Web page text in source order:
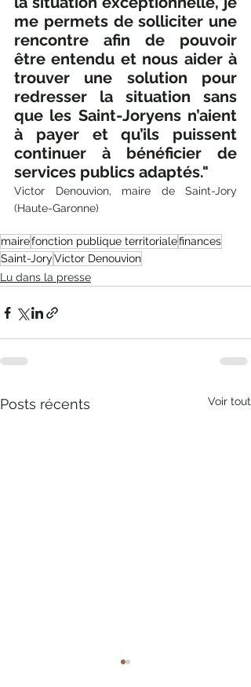
me permets de solliciter une
rencontre afin de pouvoir
être entendu et nous aider à
trouver une solution pour
redresser la situation sans
que les Saint-Joryens n’aient
à payer et qu’ils puissent
continuer à bénéficier de
services publics adaptés."
Victor Denouvion, maire de Saint-Jory
(Haute-Garonne)
mairefonction publique territorialefinances
Saint-JoryVictor Denouvion
Lu dans la presse
Posts récents Voir tout